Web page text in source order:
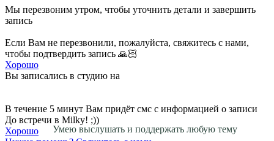
Умею выслушать и поддержать любую тему
Мы перезвоним утром, чтобы уточнить детали и завершить
запись
Если Вам не перезвонили, пожалуйста, свяжитесь с нами,
чтобы подтвердить запись 🙏🏻
Хорошо
Вы записались в студию на
В течение 5 минут Вам придёт смс с информацией о записи
До встречи в Milky! ;))
Хорошо